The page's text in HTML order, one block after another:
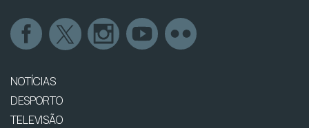
NOTÍCIAS
DESPORTO
TELEVISÃO